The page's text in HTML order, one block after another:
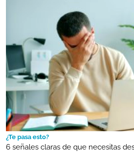
¿Te pasa esto?
6 señales claras de que necesitas